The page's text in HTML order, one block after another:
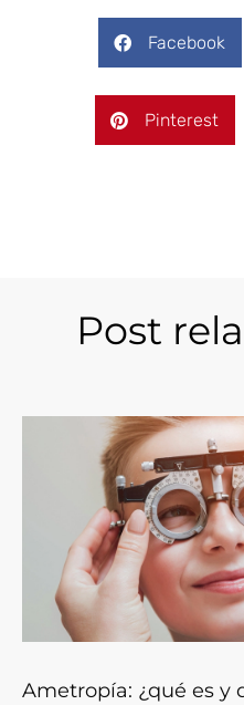
Facebook
Pinterest
Post
Ametropía: ¿qué es y